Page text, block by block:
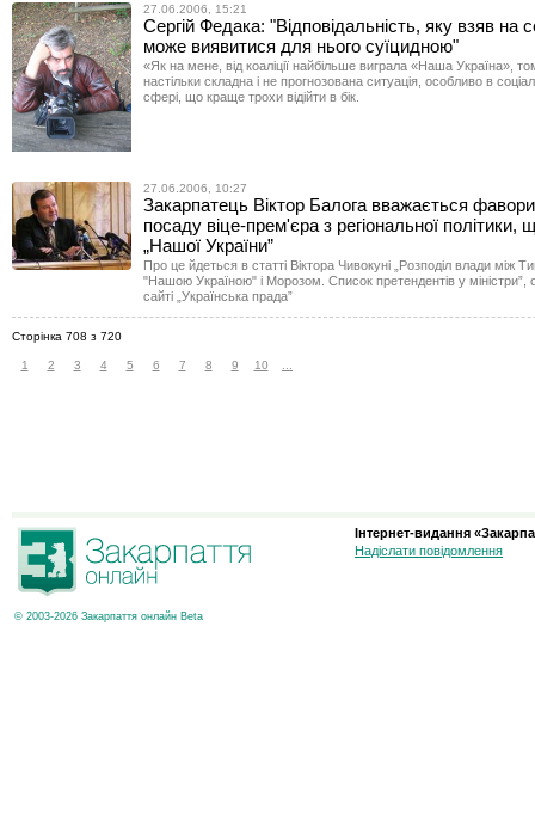
27.06.2006, 15:21
Сергій Федака: "Відповідальність, яку взяв на
може виявитися для нього суїцидною"
«Як на мене, від коаліції найбільше виграла «Наша Україна»,
настільки складна і не прогнозована ситуація, особливо в
сфері, що краще трохи відійти в бік.
27.06.2006, 10:27
Закарпатець Віктор Балога вважається
посаду віце-прем'єра з регіональної політики,
„Нашої України”
Про це йдеться в статті Віктора Чивокуні „Розподіл влади між
"Нашою Україною" і Морозом. Список претендентів у міністри”,
сайті „Українська прада”
Сторінка 708 з 720
1 2 3 4 5 6 7 8 9 10
© 2003-2026 Закарпаття онлайн Beta
Інтернет-видання
Надіслати повідомлення